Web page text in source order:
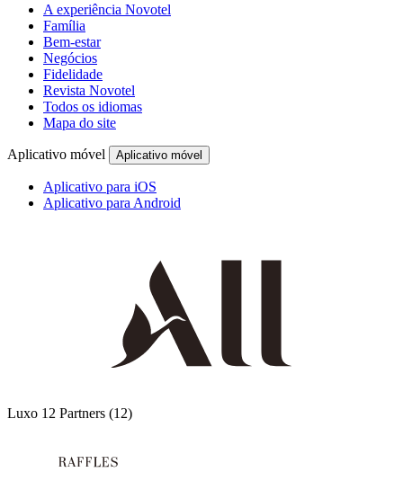
A experiência Novotel
Família
Bem-estar
Negócios
Fidelidade
Revista Novotel
Todos os idiomas
Mapa do site
Aplicativo móvel Aplicativo móvel
Aplicativo para iOS
Aplicativo para Android
Luxo 12 Partners (12)